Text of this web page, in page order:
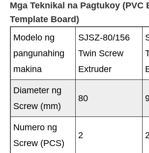
Mga Teknikal na Pagtukoy (PVC
Template Board)
Modelo ng
pangunahing
makina
SJSZ-80/156
Twin Screw
Extruder
Diameter ng
Screw (mm)
80
Numero ng
Screw (PCS)
2